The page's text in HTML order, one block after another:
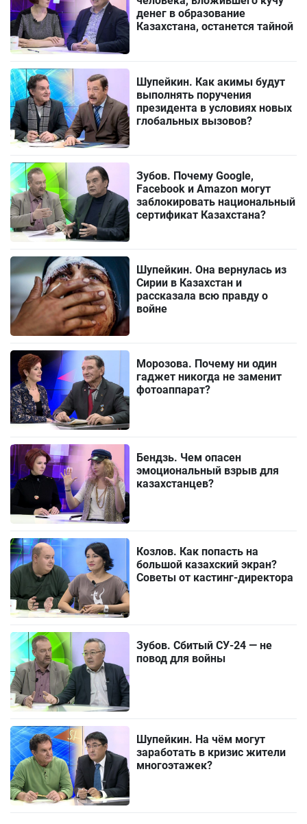
денег в образование
Казахстана, останется тайной
Шупейкин. Как акимы будут
выполнять поручения
президента в условиях новых
глобальных вызовов?
Зубов. Почему Google,
Facebook и Amazon могут
заблокировать национальный
сертификат Казахстана?
Шупейкин. Она вернулась из
Сирии в Казахстан и
рассказала всю правду о
войне
Морозова. Почему ни один
гаджет никогда не заменит
фотоаппарат?
Бендзь. Чем опасен
эмоциональный взрыв для
казахстанцев?
Козлов. Как попасть на
большой казахский экран?
Советы от кастинг-директора
Зубов. Сбитый СУ-24 — не
повод для войны
Шупейкин. На чём могут
заработать в кризис жители
многоэтажек?